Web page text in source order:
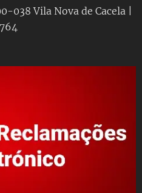
038 Vila Nova de Cacela |